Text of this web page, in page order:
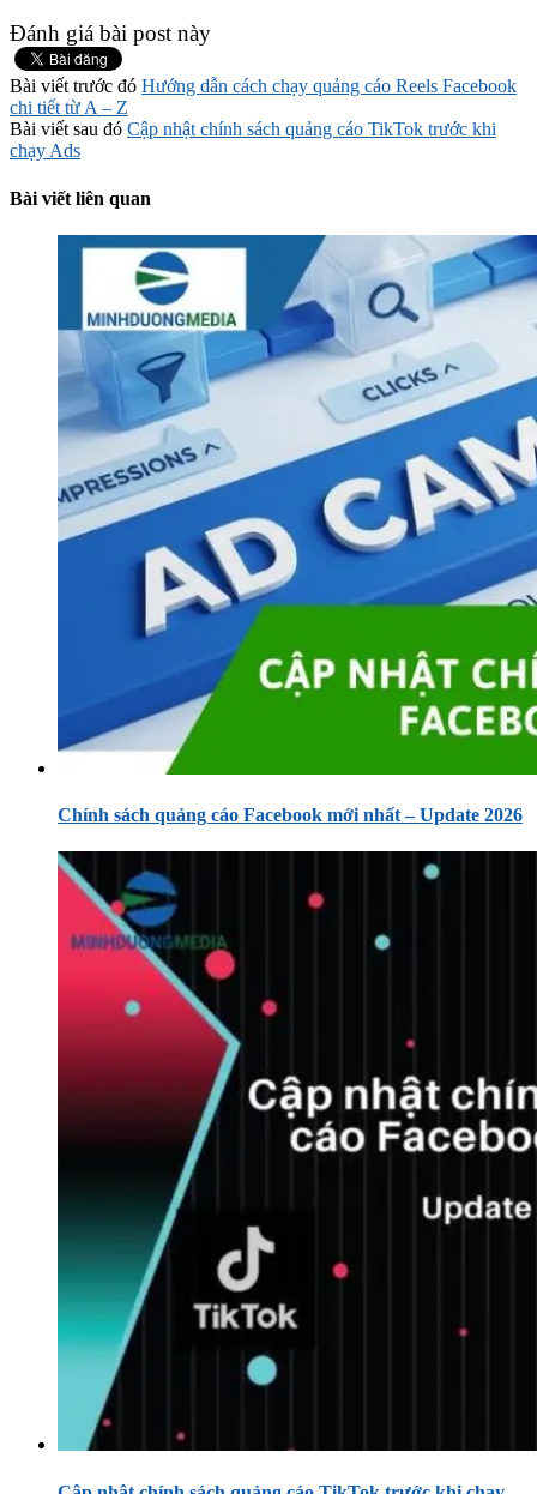
Đánh giá bài post này
Bài viết trước đó Hướng dẫn cách chạy quảng cáo Reels Facebook
chi tiết từ A – Z
Bài viết sau đó Cập nhật chính sách quảng cáo TikTok trước khi
chạy Ads
Bài viết liên quan
Chính sách quảng cáo Facebook mới nhất – Update 2026